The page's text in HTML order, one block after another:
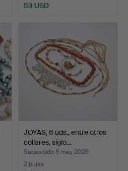
53 USD
JOYAS, 6 uds., entre otros
collares, siglo…
Subastado 6 may 2026
2 pujas